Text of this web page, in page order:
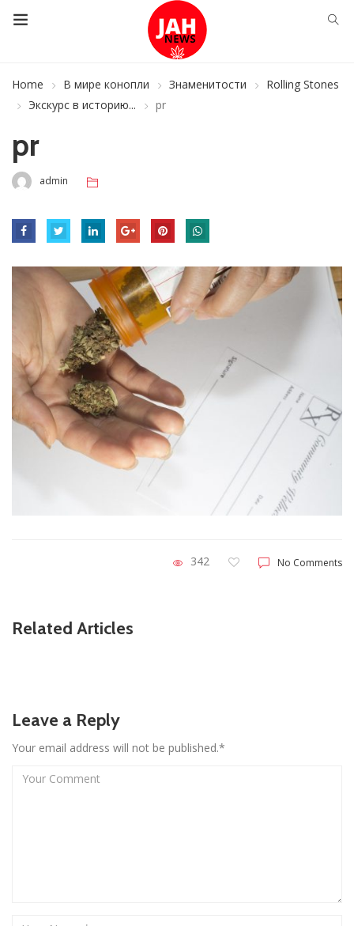
Home В мире конопли Знаменитости
Rolling Stones
Экскурс в историю...
pr
pr
admin
342 No Comments
Related Articles
Leave a Reply
Your email address will not be published.*